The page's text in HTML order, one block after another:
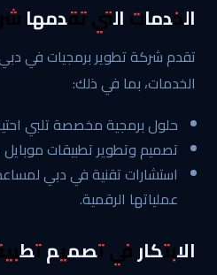
الخدمات التي تقدمها
تقدم شركة تطوير برمجيات في
الخدمات، بما في ذلك:
حلول برمجية مخصصة تلبي
تصميم وتطوير تطبيقات موبايل
استشارات تقنية في دبي
عملياتها الرقمية.
الابتكار في تصميم